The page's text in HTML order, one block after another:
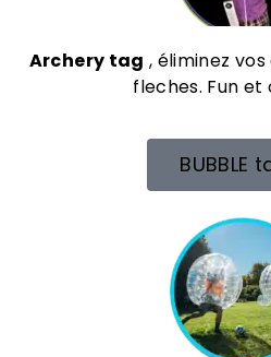
Archery tag , éliminez
fleches. Fun et
BUBBLE